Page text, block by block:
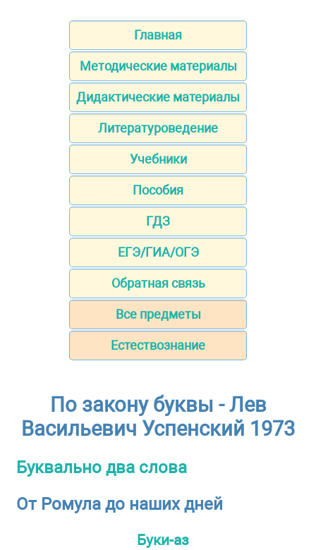
Главная
Методические материалы
Дидактические материалы
Литературоведение
Учебники
Пособия
ГДЗ
ЕГЭ/ГИА/ОГЭ
Обратная связь
Все предметы
Естествознание
По закону буквы - Лев
Васильевич Успенский 1973
Буквально два слова
От Ромула до наших дней
Буки-аз